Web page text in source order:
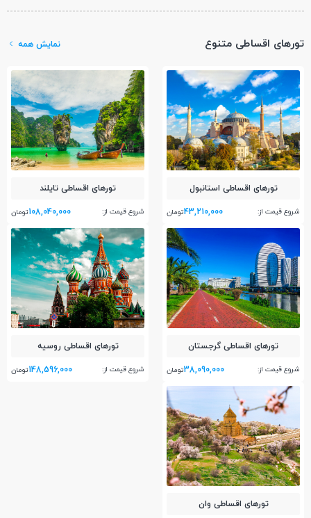
تورهای اقساطی متنوع نمایش همه
تور‌های اقساطی استانبول
شروع قیمت از: 43,210,000تومان
تور‌های اقساطی تایلند
شروع قیمت از: 108,040,000تومان
تور‌های اقساطی گرجستان
شروع قیمت از: 38,090,000تومان
تور‌های اقساطی روسیه
شروع قیمت از: 148,596,000تومان
تور‌های اقساطی وان